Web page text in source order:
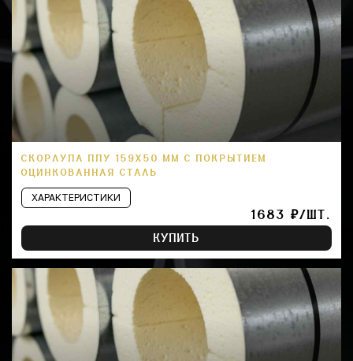
СКОРЛУПА ППУ 159Х50 ММ С ПОКРЫТИЕМ
ОЦИНКОВАННАЯ СТАЛЬ
ХАРАКТЕРИСТИКИ
1683 ₽/ШТ.
КУПИТЬ